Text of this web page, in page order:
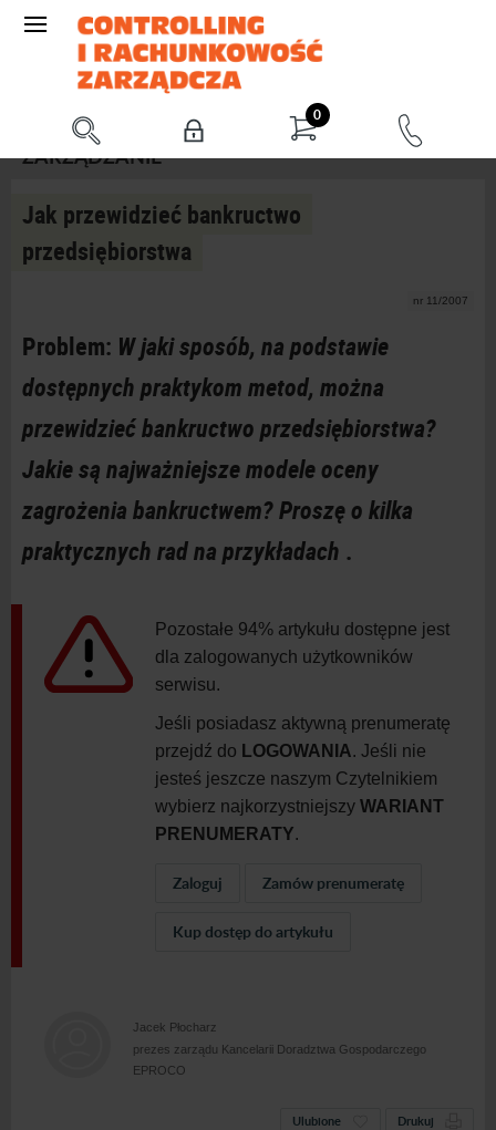
0
ZARZĄDZANIE
Jak przewidzieć bankructwo
przedsiębiorstwa
nr 11/2007
Problem: W jaki sposób, na podstawie
dostępnych praktykom metod, można
przewidzieć bankructwo przedsiębiorstwa?
Jakie są najważniejsze modele oceny
zagrożenia bankructwem? Proszę o kilka
praktycznych rad na przykładach .
Pozostałe 94% artykułu dostępne jest
dla zalogowanych użytkowników
serwisu.
Jeśli posiadasz aktywną prenumeratę
przejdź do LOGOWANIA. Jeśli nie
jesteś jeszcze naszym Czytelnikiem
wybierz najkorzystniejszy WARIANT
PRENUMERATY.
Zaloguj Zamów prenumeratę
Kup dostęp do artykułu
Jacek Płocharz
prezes zarządu Kancelarii Doradztwa Gospodarczego
EPROCO
Ulubione Drukuj